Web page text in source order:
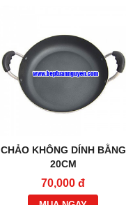
CHẢO KHÔNG DÍNH BẰNG
20CM
70,000 đ